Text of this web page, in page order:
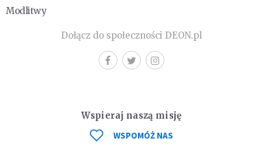
Modlitwy
Dołącz do społeczności DEON.pl
Wspieraj naszą misję
WSPOMÓŻ NAS